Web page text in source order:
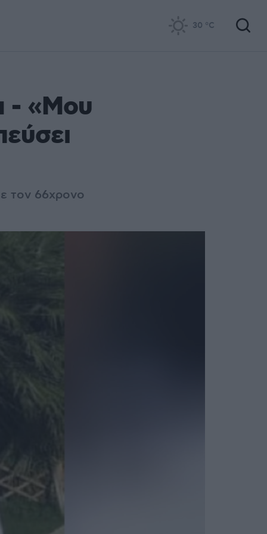
30 °C
- «Μου
τον 66χρονο